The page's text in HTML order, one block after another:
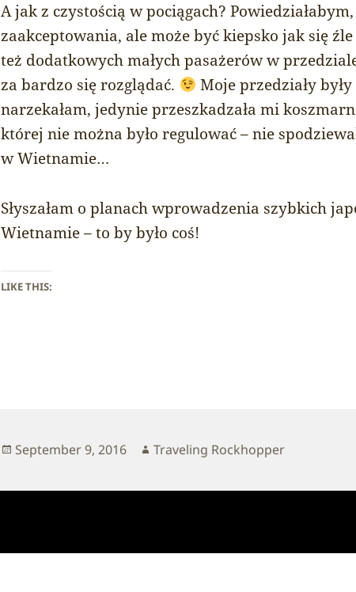
A jak z czystością w pociągach?
zaakceptowania, ale może być kiepsko jak się
też dodatkowych małych pasażerów w
za bardzo się rozglądać.
Moje przedziały
narzekałam, jedynie przeszkadzała mi
której nie można było regulować – nie
w Wietnamie…
Słyszałam o planach wprowadzenia szybkich
Wietnamie – to by było coś!
LIKE THIS:
Posted
September 9, 2016 Author
Traveling Rockhopper